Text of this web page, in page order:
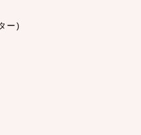
ー)